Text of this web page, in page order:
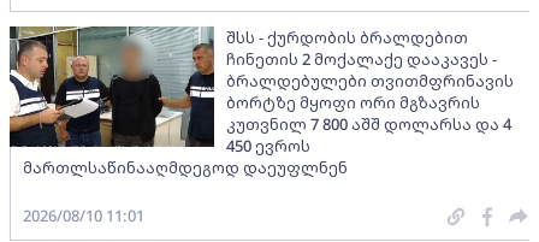
შსს - ქურდობის ბრალდებით
ჩინეთის 2 მოქალაქე დააკავეს -
ბრალდებულები თვითმფრინავის
ბორტზე მყოფი ორი მგზავრის
კუთვნილ 7 800 აშშ დოლარსა და 4
450 ევროს
მართლსაწინააღმდეგოდ დაეუფლნენ
2026/08/10 11:01